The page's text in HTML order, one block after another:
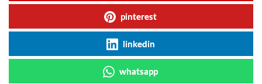
pinterest
linkedin
whatsapp